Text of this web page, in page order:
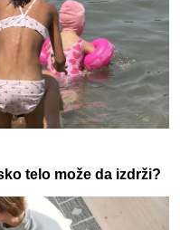
telo može da izdrži?